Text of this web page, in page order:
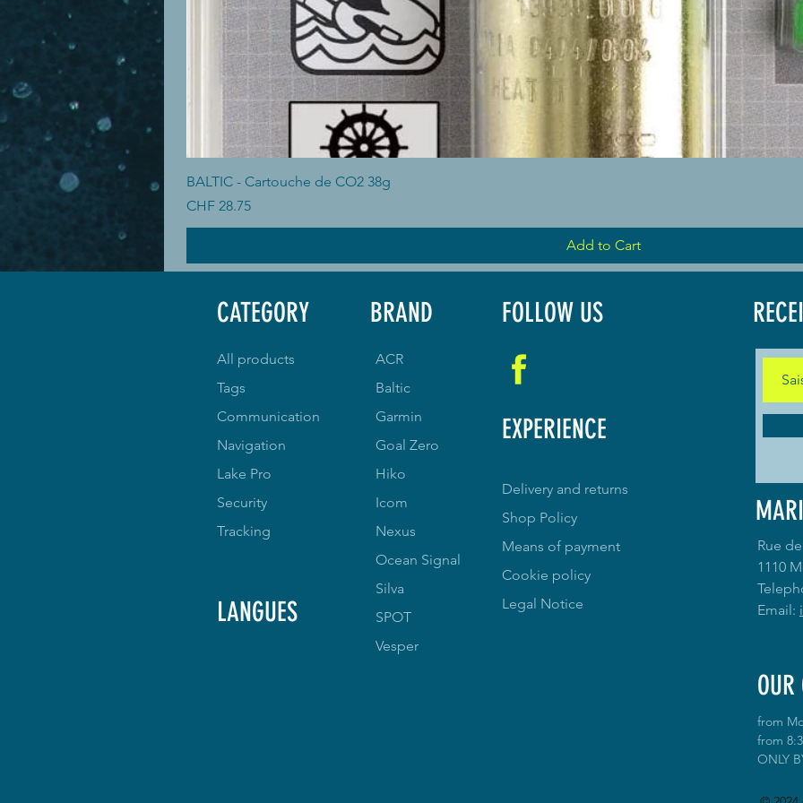
BALTIC - Cartouche de CO2 38g
Price
CHF 28.75
Add to Cart
CATEGORY
All products
Tags
Communication
Navigation
Lake Pro
Security
Tracking
LANGUES
BRAND FOLLOW US
EXPERIENCE
Delivery and returns
Shop Policy
Means of payment
Cookie policy
Legal Notice
Rue
1110
Email:
OUR
from
from
ONLY
ACR
Baltic
Garmin
Goal Zero
Hiko
Icom
Nexus
Ocean Signal
Silva
SPOT
Vesper